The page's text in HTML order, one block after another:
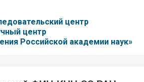
центр
центр
Российской академии наук»